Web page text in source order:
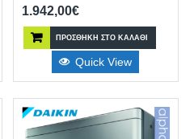
1.942,00€
ΠΡΟΣΘΉΚΗ ΣΤΟ ΚΑΛΆΘΙ
Quick View